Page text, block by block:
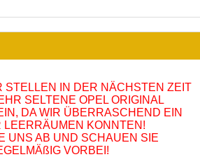
STELLEN IN DER NÄCHSTEN ZEIT
SELTENE OPEL ORIGINAL
DA WIR ÜBERRASCHEND EIN
LEERRÄUMEN KONNTEN!
UNS AB UND SCHAUEN SIE
VORBEI!